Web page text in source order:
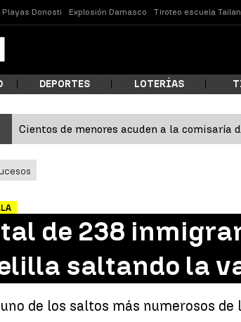
Playas Donosti Explosión Damasco Tiroteo escuela
DEPORTES LOTERÍAS
Cientos de menores acuden a la comisaría
de 238
saltando la
de los saltos más numerosos de